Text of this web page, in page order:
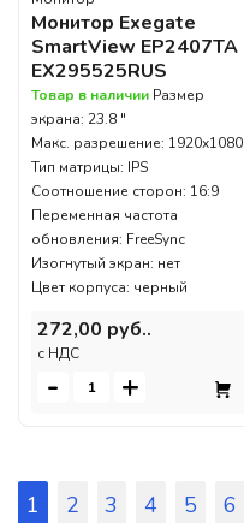
Монитор Exegate
SmartView EP2407TA
EX295525RUS
Товар в наличии Размер
экрана: 23.8 "
Макс. разрешение: 1920x1080
Тип матрицы: IPS
Соотношение сторон: 16:9
Переменная частота
обновления: FreeSync
Изогнутый экран: нет
Цвет корпуса: черный
272,00 руб..
c НДС
- +
1 2 3 4 5 6